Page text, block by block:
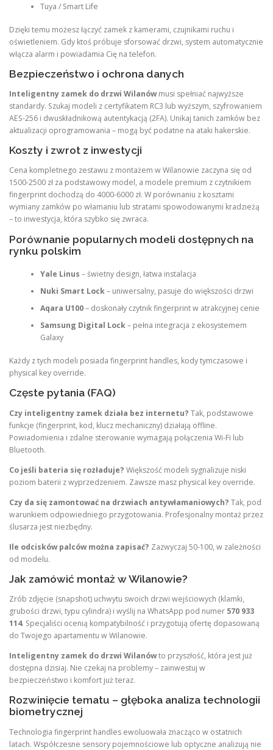
Tuya / Smart Life
Dzięki temu możesz łączyć zamek z kamerami, czujnikami ruchu i
oświetleniem. Gdy ktoś próbuje sforsować drzwi, system automatycznie
włącza alarm i powiadamia Cię na telefon.
Bezpieczeństwo i ochrona danych
Inteligentny zamek do drzwi Wilanówmusi spełniać najwyższe
standardy. Szukaj modeli z certyfikatem RC3 lub wyższym, szyfrowaniem
AES-256 i dwuskładnikową autentykacją (2FA). Unikaj tanich zamków bez
aktualizacji oprogramowania – mogą być podatne na ataki hakerskie.
Koszty i zwrot z inwestycji
Cena kompletnego zestawu z montażem w Wilanowie zaczyna się od
1500-2500 zł za podstawowy model, a modele premium z czytnikiem
fingerprint dochodzą do 4000-6000 zł. W porównaniu z kosztami
wymiany zamków po włamaniu lub stratami spowodowanymi kradzieżą
– to inwestycja, która szybko się zwraca.
Porównanie popularnych modeli dostępnych na
rynku polskim
Yale Linus – świetny design, łatwa instalacja
Nuki Smart Lock– uniwersalny, pasuje do większości drzwi
Aqara U100– doskonały czytnik fingerprint w atrakcyjnej cenie
Samsung Digital Lock– pełna integracja z ekosystemem
Galaxy
Każdy z tych modeli posiada fingerprint handles, kody tymczasowe i
physical key override.
Częste pytania (FAQ)
Czy inteligentny zamek działa bez internetu? Tak, podstawowe
funkcje (fingerprint, kod, klucz mechaniczny) działają offline.
Powiadomienia i zdalne sterowanie wymagają połączenia Wi-Fi lub
Bluetooth.
Co jeśli bateria się rozładuje? Większość modeli sygnalizuje niski
poziom baterii z wyprzedzeniem. Zawsze masz physical key override.
Czy da się zamontować na drzwiach antywłamaniowych? Tak, pod
warunkiem odpowiedniego przygotowania. Profesjonalny montaż przez
ślusarza jest niezbędny.
Ile odcisków palców można zapisać? Zazwyczaj 50-100, w zależności
od modelu.
Jak zamówić montaż w Wilanowie?
Zrób zdjęcie (snapshot) uchwytu swoich drzwi wejściowych (klamki,
grubości drzwi, typu cylindra) i wyślij na WhatsApp pod numer 570 933
114. Specjaliści ocenią kompatybilność i przygotują ofertę dopasowaną
do Twojego apartamentu w Wilanowie.
Inteligentny zamek do drzwi Wilanówto przyszłość, która jest już
dostępna dzisiaj. Nie czekaj na problemy – zainwestuj w
bezpieczeństwo i komfort już teraz.
Rozwinięcie tematu – głęboka analiza technologii
biometrycznej
Technologia fingerprint handles ewoluowała znacząco w ostatnich
latach. Współczesne sensory pojemnościowe lub optyczne analizują nie